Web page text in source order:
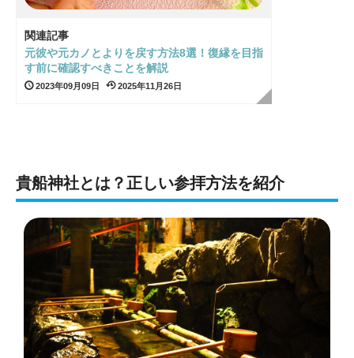
関連記事
元彼や元カノとよりを戻す方法8選！復縁を目指
す前に確認すべきことを解説
2023年09月09日 2025年11月26日
貴船神社とは？正しい参拝方法を紹介